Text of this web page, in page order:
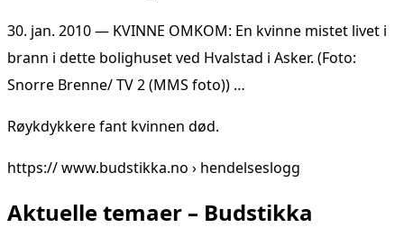
30. jan. 2010 — KVINNE OMKOM: En kvinne mistet livet i
brann i dette bolighuset ved Hvalstad i Asker. (Foto:
Snorre Brenne/ TV 2 (MMS foto)) …
Røykdykkere fant kvinnen død.
https:// www.budstikka.no › hendelseslogg
Aktuelle temaer – Budstikka